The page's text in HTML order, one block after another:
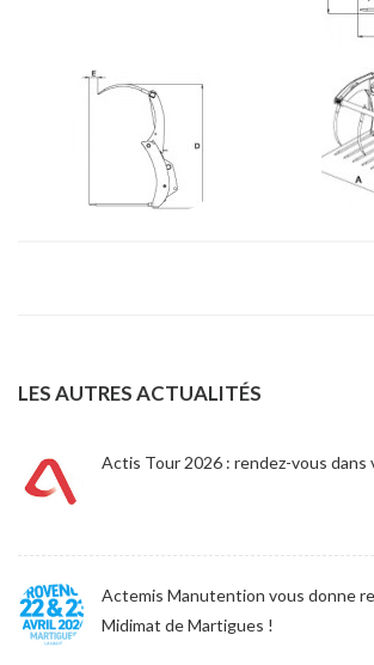
LES AUTRES ACTUALITÉS
Actis Tour 2026 : rendez-vous dans
Actemis Manutention vous donne
Midimat de Martigues !